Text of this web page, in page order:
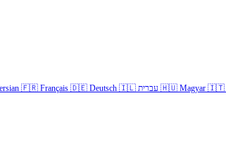
🇫🇷 Français 🇩🇪 Deutsch 🇮🇱 עברית 🇭🇺 Magyar 🇮🇹